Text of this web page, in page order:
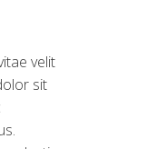
velit
sit